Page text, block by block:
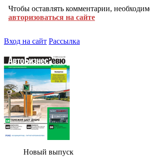
Чтобы оставлять комментарии,
авторизоваться на сайте
Вход на сайт Рассылка
Новый выпуск